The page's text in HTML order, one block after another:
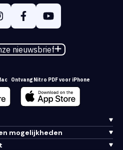
nieuwsbrief
Ontvang Nitro PDF voor iPhone
mogelijkheden